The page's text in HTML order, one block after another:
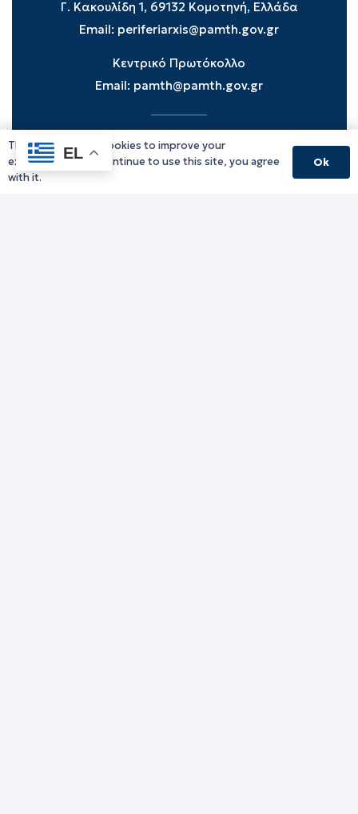
Γ. Κακουλίδη 1, 69132 Κομοτηνή, Ελλάδα
Email: periferiarxis@pamth.gov.gr
Κεντρικό Πρωτόκολλο
Email: pamth@pamth.gov.gr
Υπηρεσίες Δράμας
Υπηρεσίες Καβάλας
EL
This website uses cookies to improve your
experience. If you continue to use this site, you agree
with it.
Ok